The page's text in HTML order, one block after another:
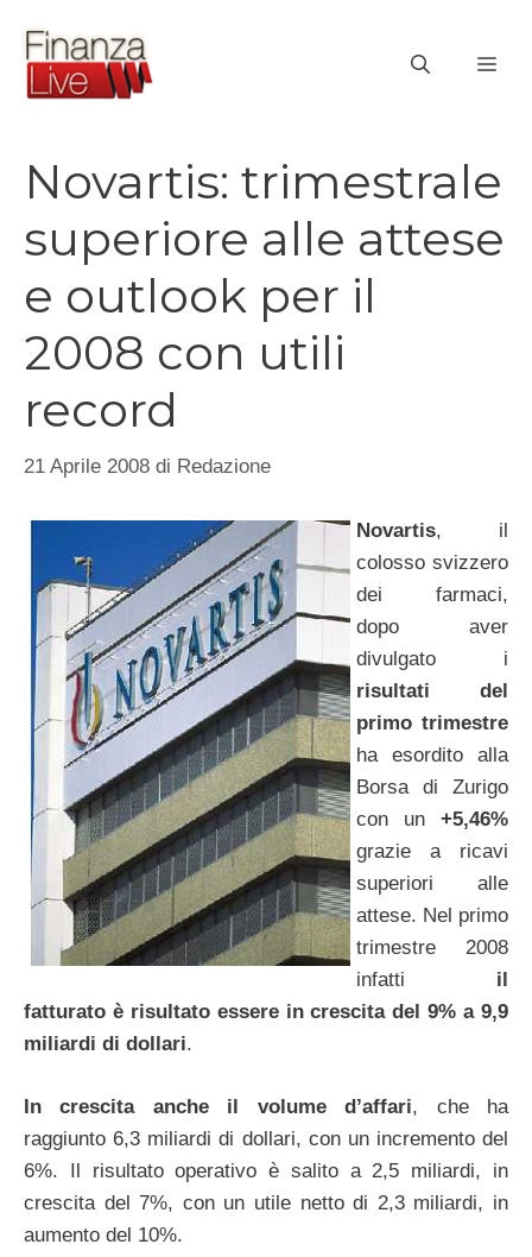
contenuto
Novartis: trimestrale
superiore alle attese
e outlook per il
2008 con utili
record
21 Aprile 2008 di Redazione
Novartis, il
colosso svizzero
dei farmaci,
dopo aver
divulgato i
risultati del
primo trimestre
ha esordito alla
Borsa di Zurigo
con un +5,46%
grazie a ricavi
superiori alle
attese. Nel primo
trimestre 2008
infatti il
fatturato è risultato essere in crescita del 9% a 9,9
miliardi di dollari.
In crescita anche il volume d’affari, che ha
raggiunto 6,3 miliardi di dollari, con un incremento del
6%. Il risultato operativo è salito a 2,5 miliardi, in
crescita del 7%, con un utile netto di 2,3 miliardi, in
aumento del 10%.